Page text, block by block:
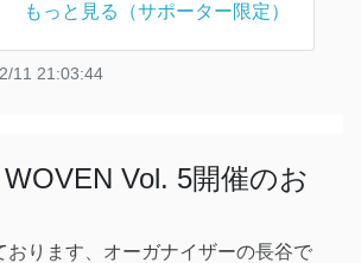
後援企画でしたので、企画者から木
己』の第一部の解説をしていただい
もっと見る（サポーター限定）
11 21:03:44
Vol. 5開催のお
おります、オーガナイザーの長谷で